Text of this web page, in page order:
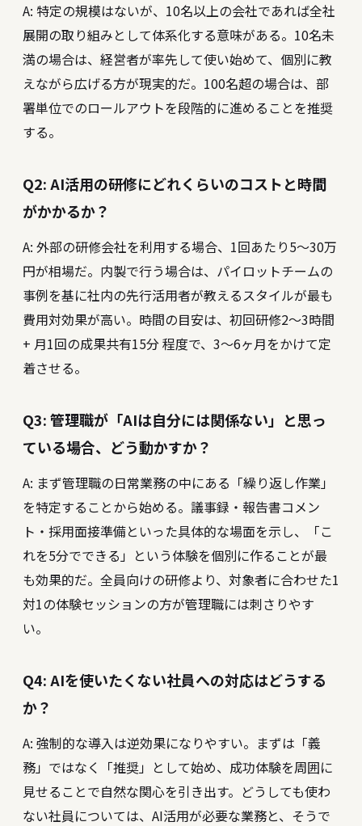
A: 特定の規模はないが、10名以上の会社であれば全社
展開の取り組みとして体系化する意味がある。10名未
満の場合は、経営者が率先して使い始めて、個別に教
えながら広げる方が現実的だ。100名超の場合は、部
署単位でのロールアウトを段階的に進めることを推奨
する。
Q2: AI活用の研修にどれくらいのコストと時間
がかかるか？
A: 外部の研修会社を利用する場合、1回あたり5〜30万
円が相場だ。内製で行う場合は、パイロットチームの
事例を基に社内の先行活用者が教えるスタイルが最も
費用対効果が高い。時間の目安は、初回研修2〜3時間
+ 月1回の成果共有15分 程度で、3〜6ヶ月をかけて定
着させる。
Q3: 管理職が「AIは自分には関係ない」と思っ
ている場合、どう動かすか？
A: まず管理職の日常業務の中にある「繰り返し作業」
を特定することから始める。議事録・報告書コメン
ト・採用面接準備といった具体的な場面を示し、「こ
れを5分でできる」という体験を個別に作ることが最
も効果的だ。全員向けの研修より、対象者に合わせた1
対1の体験セッションの方が管理職には刺さりやす
い。
Q4: AIを使いたくない社員への対応はどうする
か？
A: 強制的な導入は逆効果になりやすい。まずは「義
務」ではなく「推奨」として始め、成功体験を周囲に
見せることで自然な関心を引き出す。どうしても使わ
ない社員については、AI活用が必要な業務と、そうで